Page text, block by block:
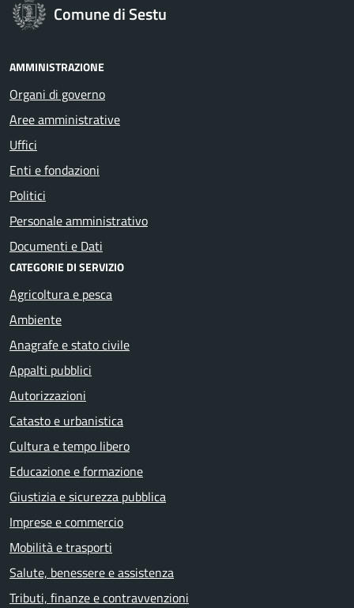
Comune di Sestu
AMMINISTRAZIONE
Organi di governo
Aree amministrative
Uffici
Enti e fondazioni
Politici
Personale amministrativo
Documenti e Dati
CATEGORIE DI SERVIZIO
Agricoltura e pesca
Ambiente
Anagrafe e stato civile
Appalti pubblici
Autorizzazioni
Catasto e urbanistica
Cultura e tempo libero
Educazione e formazione
Giustizia e sicurezza pubblica
Imprese e commercio
Mobilità e trasporti
Salute, benessere e assistenza
Tributi, finanze e contravvenzioni